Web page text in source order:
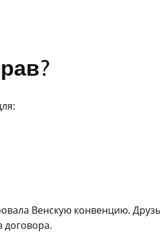
Венскую конвенцию.
договора.